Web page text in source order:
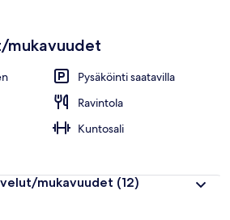
mukavuudet
Pysäköinti saatavilla
Ravintola
Kuntosali
mukavuudet (12)